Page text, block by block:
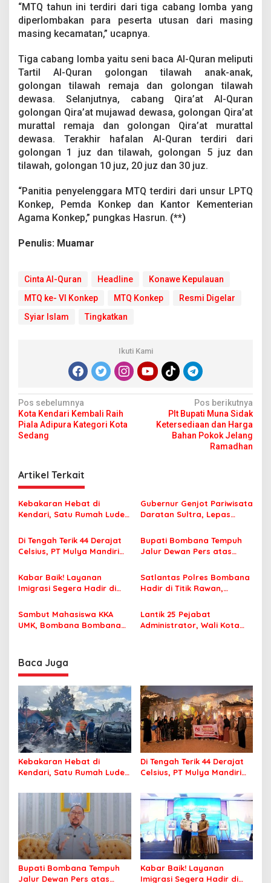
a
“MTQ tahun ini terdiri dari tiga cabang lomba yang
diperlombakan para peserta utusan dari masing
masing kecamatan,” ucapnya.
Tiga cabang lomba yaitu seni baca Al-Quran meliputi
Tartil Al-Quran golongan tilawah anak-anak,
golongan tilawah remaja dan golongan tilawah
dewasa. Selanjutnya, cabang Qira’at Al-Quran
golongan Qira’at mujawad dewasa, golongan Qira’at
murattal remaja dan golongan Qira’at murattal
dewasa. Terakhir hafalan Al-Quran terdiri dari
golongan 1 juz dan tilawah, golongan 5 juz dan
tilawah, golongan 10 juz, 20 juz dan 30 juz.
“Panitia penyelenggara MTQ terdiri dari unsur LPTQ
Konkep, Pemda Konkep dan Kantor Kementerian
Agama Konkep,” pungkas Hasrun. (**)
Penulis: Muamar
Cinta Al-Quran Headline
Konawe Kepulauan
MTQ ke- VI Konkep
MTQ Konkep
Resmi Digelar
Syiar Islam
Tingkatkan
Ikuti Kami
N
a
v
g
a
s
i
p
o
s
Pos sebelumnya
Kota Kendari Kembali Raih
Piala Adipura Kategori Kota
Sedang
Pos berikutnya
Plt Bupati Muna Sidak
Ketersediaan dan Harga
Bahan Pokok Jelang
Ramadhan
Artikel Terkait
Kebakaran Hebat di
Kendari, Satu Rumah Ludes
Gubernur Genjot Pariwisata
Daratan Sultra, Lepas
Tiga Kabupaten Unggulan
Di Tengah Terik 44 Derajat
Celsius, PT Mulya Mandiri
Jamaah Tetap Sehat dan
Nyaman Beribadah
Bupati Bombana Tempuh
Jalur Dewan Pers atas
Korupsi Jembatan Cirauci II
Kabar Baik! Layanan
Imigrasi Segera Hadir di
Perlu Lagi ke Kendari
Satlantas Polres Bombana
Hadir di Titik Rawan,
Sekolah dengan Aman
Sambut Mahasiswa KKA
UMK, Bombana Bombana
Lantik 25 Pejabat
Administrator, Wali Kota
Baca Juga
Kebakaran Hebat di
Kendari, Satu Rumah Ludes
Di Tengah Terik 44 Derajat
Celsius, PT Mulya Mandiri
Jamaah Tetap Sehat dan
Nyaman Beribadah
Bupati Bombana Tempuh
Jalur Dewan Pers atas
Kabar Baik! Layanan
Imigrasi Segera Hadir di